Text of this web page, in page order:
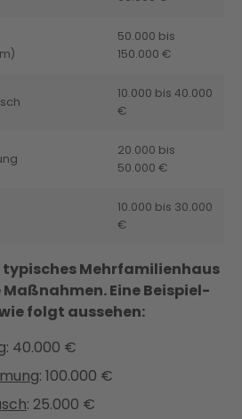
50.000 bis
150.000 €
10.000 bis 40.000
€
20.000 bis
50.000 €
10.000 bis 30.000
€
Mehrfamilienhaus
Eine Beispiel-
folgt aussehen:
: 40.000 €
: 100.000 €
: 25.000 €